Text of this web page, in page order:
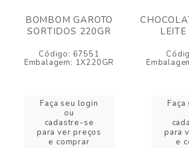
BOMBOM GAROTO
SORTIDOS 220GR
Código: 67551
Embalagem: 1X220GR
Faça seu login
ou
cadastre-se
para ver preços
e comprar
para
e